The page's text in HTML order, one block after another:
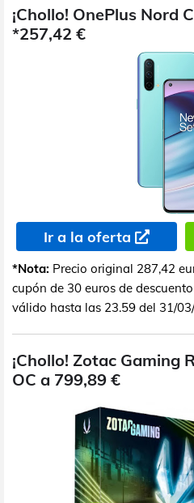
¡Chollo! OnePlus Nord
*257,42 €
Ir a la oferta
*Nota: Precio original 287,42
cupón de 30 euros de
válido hasta las 23.59 del 31/
¡Chollo! Zotac Gaming
OC a 799,89 €